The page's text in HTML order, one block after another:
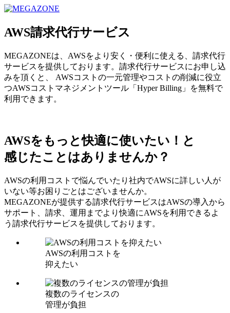
AWS請求代行サービス
MEGAZONEは、AWSをより安く・便利に使える、請求代行
サービスを提供しております。請求代行サービスにお申し込
みを頂くと、 AWSコストの一元管理やコストの削減に役立
つAWSコストマネジメントツール「Hyper Billing」を無料で
利用できます。
AWSをもっと快適に使いたい！と
感じたことはありませんか？
AWSの利用コストで悩んでいたり社内でAWSに詳しい人が
いない等お困りごとはございませんか。
MEGAZONEが提供する請求代行サービスはAWSの導入から
サポート、請求、運用までより快適にAWSを利用できるよ
う請求代行サービスを提供しております。
AWSの利用コストを
抑えたい
複数のライセンスの
管理が負担